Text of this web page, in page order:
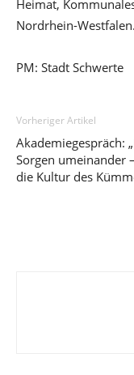
Heimat,
Nordrhein-Westfalen.
PM: Stadt Schwerte
Vorheriger Artikel
Akademiegespräch:
Sorgen umeinander
die Kultur des